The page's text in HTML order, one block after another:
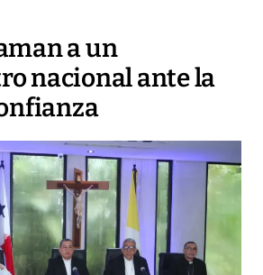
a un
nacional ante la